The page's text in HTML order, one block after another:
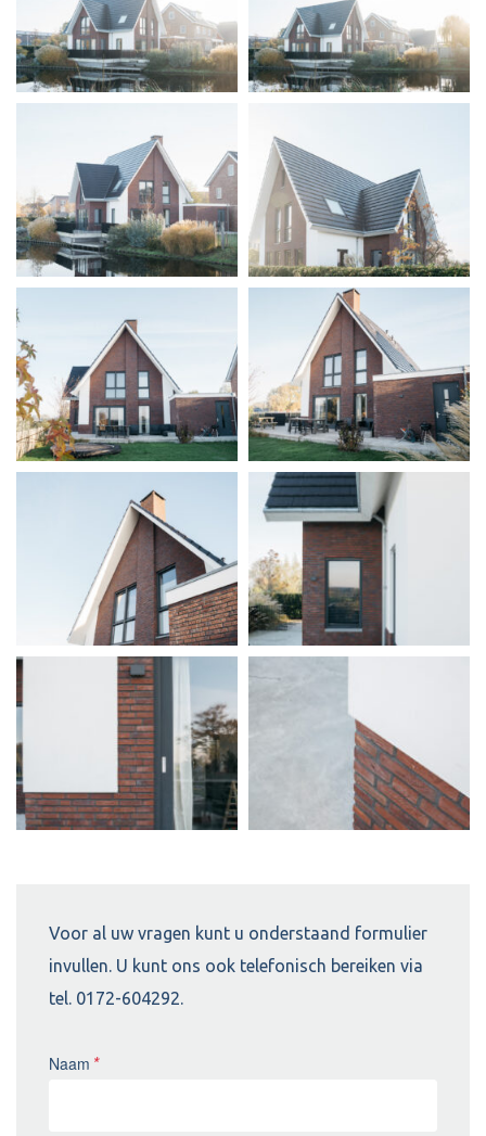
Voor al uw vragen kunt u onderstaand formulier
invullen. U kunt ons ook telefonisch bereiken via
tel. 0172-604292.
Naam